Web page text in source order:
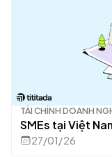
TÀI CHÍNH DOANH
SMEs tại Việt
27/01/26